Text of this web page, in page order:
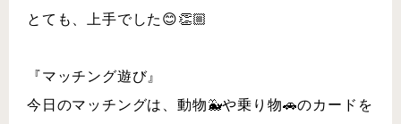
とても、上手でした😊👏🏼
『マッチング遊び』
今日のマッチングは、動物🐳や乗り物🚗のカードを